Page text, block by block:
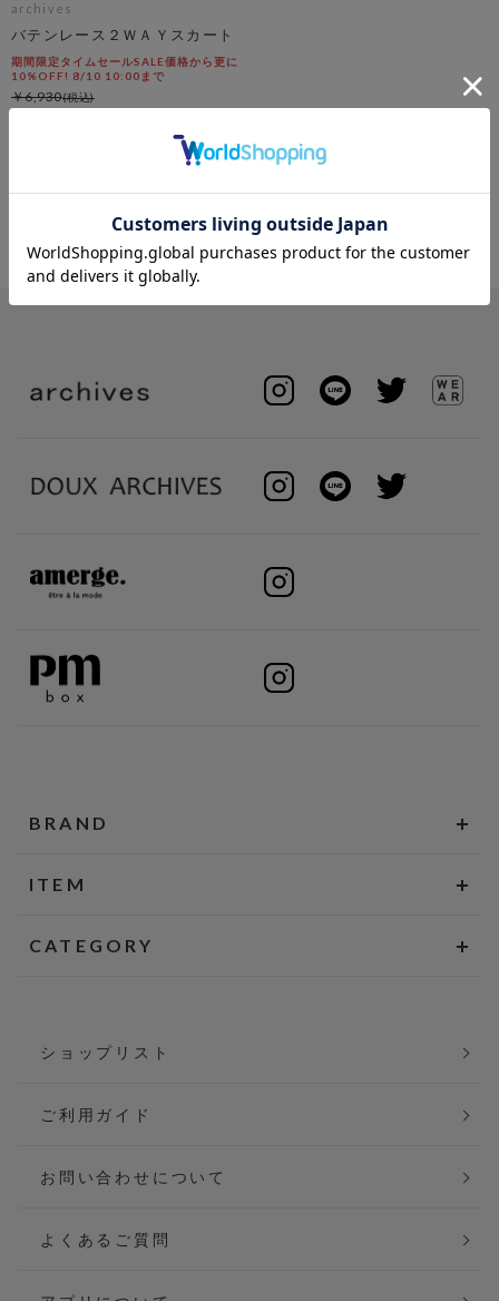
archives
バテンレース２ＷＡＹスカート
期間限定タイムセールSALE価格から更に
10%OFF! 8/10 10:00まで
￥6,930
BRAND
ITEM
CATEGORY
ショップリスト
ご利用ガイド
お問い合わせについて
よくあるご質問